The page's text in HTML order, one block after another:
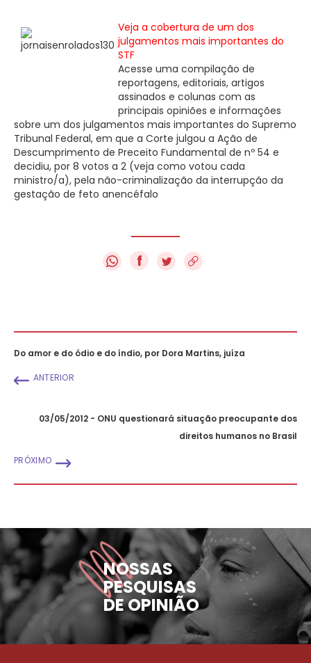
Veja a cobertura de um dos
julgamentos mais importantes do
STF
Acesse uma compilação de
reportagens, editoriais, artigos
assinados e colunas com as
principais opiniões e informações
sobre um dos julgamentos mais importantes do Supremo
Tribunal Federal, em que a Corte julgou a Ação de
Descumprimento de Preceito Fundamental de nº 54 e
decidiu, por 8 votos a 2 (veja como votou cada
ministro/a), pela não-criminalização da interrupção da
gestação de feto anencéfalo
f
Do amor e do ódio e do índio, por Dora Martins, juíza
ANTERIOR
03/05/2012 - ONU questionará situação preocupante dos
direitos humanos no Brasil
PRÓXIMO
NOSSAS
PESQUISAS
DE OPINIÃO